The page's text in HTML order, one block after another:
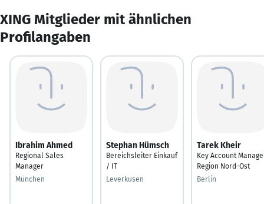
XING Mitglieder mit ähnlichen
Profilangaben
Ibrahim Ahmed
Regional Sales
Manager
München
Stephan Hümsch
Bereichsleiter Einkauf
/ IT
Leverkusen
Tarek Kheir
Key Account
Region Nord-Ost
Berlin